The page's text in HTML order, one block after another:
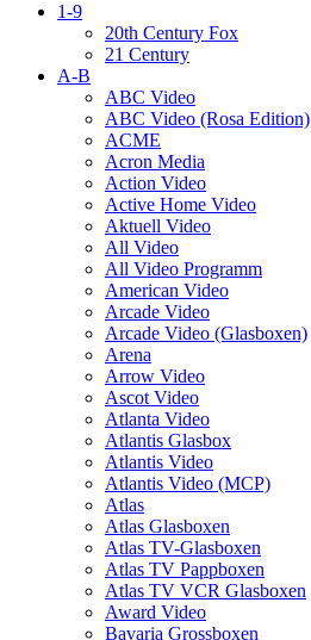
1-9
20th Century Fox
21 Century
A-B
ABC Video
ABC Video (Rosa Edition)
ACME
Acron Media
Action Video
Active Home Video
Aktuell Video
All Video
All Video Programm
American Video
Arcade Video
Arcade Video (Glasboxen)
Arena
Arrow Video
Ascot Video
Atlanta Video
Atlantis Glasbox
Atlantis Video
Atlantis Video (MCP)
Atlas
Atlas Glasboxen
Atlas TV-Glasboxen
Atlas TV Pappboxen
Atlas TV VCR Glasboxen
Award Video
Bavaria Grossboxen